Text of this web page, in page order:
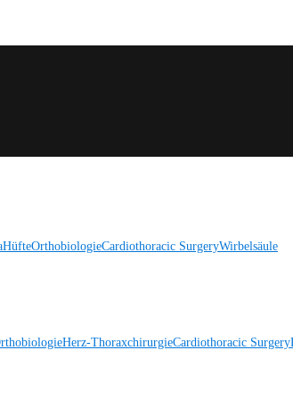
HüfteOrthobiologieCardiothoracic SurgeryWirbelsäule
Herz-ThoraxchirurgieCardiothoracic Surgery